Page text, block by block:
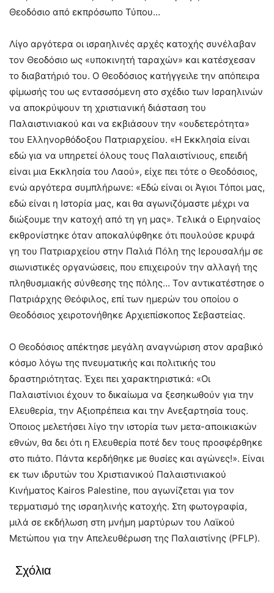
Θεοδόσιο από εκπρόσωπο Τύπου…
Λίγο αργότερα οι ισραηλινές αρχές κατοχής συνέλαβαν
τον Θεοδόσιο ως «υποκινητή ταραχών» και κατέσχεσαν
το διαβατήριό του. Ο Θεοδόσιος κατήγγειλε την απόπειρα
φίμωσής του ως εντασσόμενη στο σχέδιο των Ισραηλινών
να αποκρύψουν τη χριστιανική διάσταση του
Παλαιστινιακού και να εκβιάσουν την «ουδετερότητα»
του Ελληνορθόδοξου Πατριαρχείου. «Η Εκκλησία είναι
εδώ για να υπηρετεί όλους τους Παλαιστίνιους, επειδή
είναι μια Εκκλησία του Λαού», είχε πει τότε ο Θεοδόσιος,
ενώ αργότερα συμπλήρωνε: «Εδώ είναι οι Άγιοι Τόποι μας,
εδώ είναι η Ιστορία μας, και θα αγωνιζόμαστε μέχρι να
διώξουμε την κατοχή από τη γη μας». Τελικά ο Ειρηναίος
εκθρονίστηκε όταν αποκαλύφθηκε ότι πουλούσε κρυφά
γη του Πατριαρχείου στην Παλιά Πόλη της Ιερουσαλήμ σε
σιωνιστικές οργανώσεις, που επιχειρούν την αλλαγή της
πληθυσμιακής σύνθεσης της πόλης… Τον αντικατέστησε ο
Πατριάρχης Θεόφιλος, επί των ημερών του οποίου ο
Θεοδόσιος χειροτονήθηκε Αρχιεπίσκοπος Σεβαστείας.
Ο Θεοδόσιος απέκτησε μεγάλη αναγνώριση στον αραβικό
κόσμο λόγω της πνευματικής και πολιτικής του
δραστηριότητας. Έχει πει χαρακτηριστικά: «Οι
Παλαιστίνιοι έχουν το δικαίωμα να ξεσηκωθούν για την
Ελευθερία, την Αξιοπρέπεια και την Ανεξαρτησία τους.
Όποιος μελετήσει λίγο την ιστορία των μετα-αποικιακών
εθνών, θα δει ότι η Ελευθερία ποτέ δεν τους προσφέρθηκε
στο πιάτο. Πάντα κερδήθηκε με θυσίες και αγώνες!». Είναι
εκ των ιδρυτών του Χριστιανικού Παλαιστινιακού
Κινήματος Kairos Palestine, που αγωνίζεται για τον
τερματισμό της ισραηλινής κατοχής. Στη φωτογραφία,
μιλά σε εκδήλωση στη μνήμη μαρτύρων του Λαϊκού
Μετώπου για την Απελευθέρωση της Παλαιστίνης (PFLP).
Σχόλια